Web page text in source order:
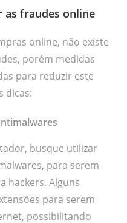
as fraudes online
online, não existe
porém medidas
para reduzir este
dicas:
busque utilizar
para serem
hackers. Alguns
para serem
possibilitando